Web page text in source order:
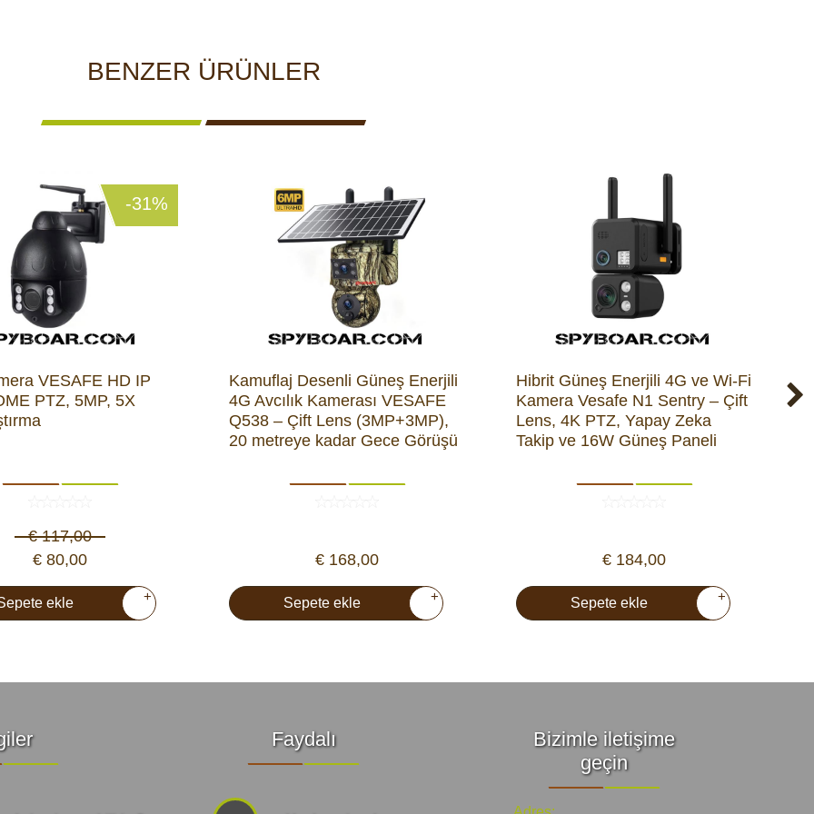
BENZER ÜRÜNLER
-31%
VESAFE HD IP
PTZ, 5MP, 5X
€ 117,00
€ 80,00
ekle +
Kamuflaj Desenli Güneş Enerjili
4G Avcılık Kamerası VESAFE
Q538 – Çift Lens (3MP+3MP),
20 metreye kadar Gece Görüşü
€ 168,00
Sepete ekle +
Hibrit Güneş Enerjili 4G ve Wi-Fi
Kamera Vesafe N1 Sentry – Çift
Lens, 4K PTZ, Yapay Zeka
Takip ve 16W Güneş Paneli
€ 184,00
Sepete ekle +
Faydalı
Bizimle iletişime
geçin